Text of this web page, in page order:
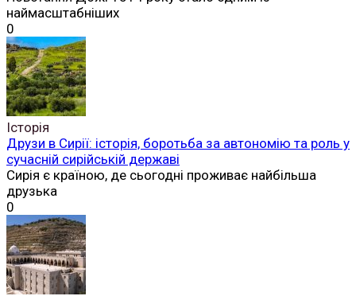
наймасштабніших
0
Історія
Друзи в Сирії: історія, боротьба за автономію та роль у
сучасній сирійській державі
Сирія є країною, де сьогодні проживає найбільша
друзька
0